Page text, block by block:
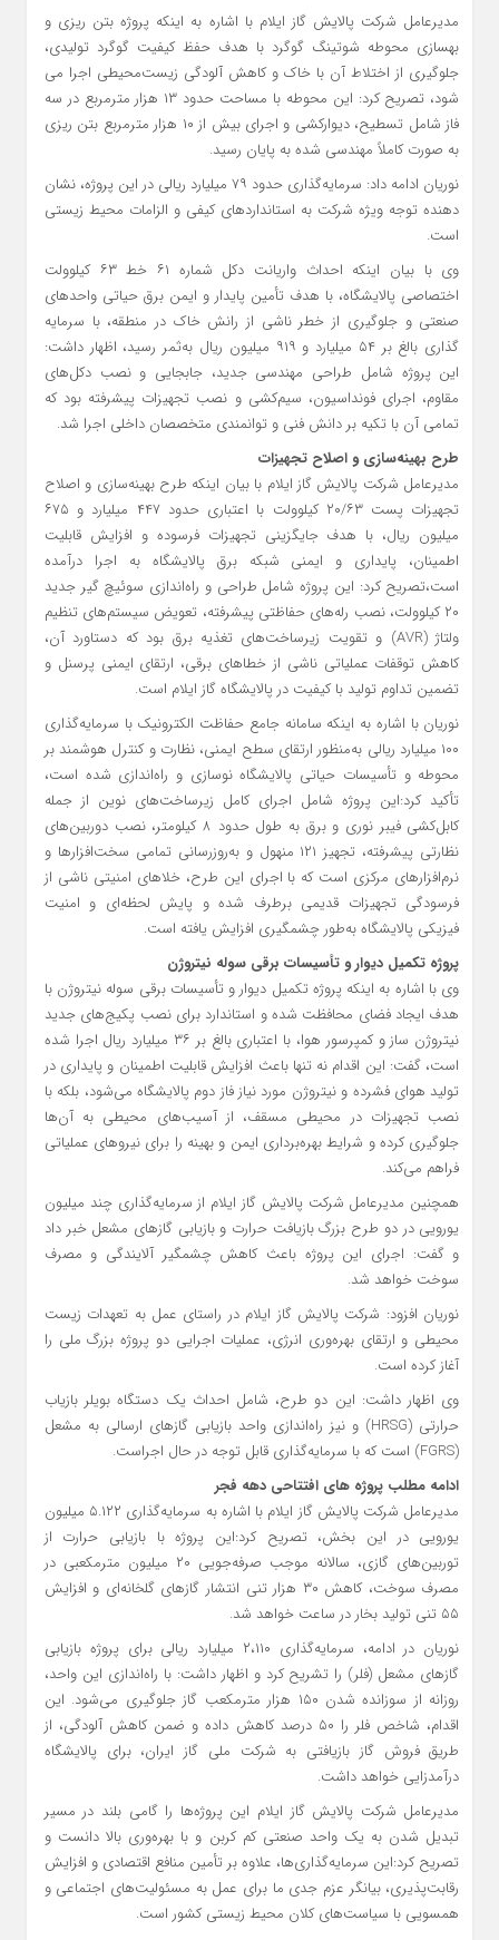
مدیرعامل شرکت پالایش گاز ایلام با اشاره به اینکه پروژه بتن‌ ریزی و
بهسازی محوطه شوتینگ گوگرد با هدف حفظ کیفیت گوگرد تولیدی،
جلوگیری از اختلاط آن با خاک و کاهش آلودگی زیست‌محیطی اجرا می
شود، تصریح کرد: این محوطه با مساحت حدود ۱۳ هزار مترمربع در سه
فاز شامل تسطیح، دیوارکشی و اجرای بیش از ۱۰ هزار مترمربع بتن‌ ریزی
به‌ صورت کاملاً مهندسی‌ شده به‌ پایان رسید.
نوریان ادامه داد: سرمایه‌گذاری حدود ۷۹ میلیارد ریالی در این پروژه، نشان‌
دهنده توجه ویژه شرکت به استانداردهای کیفی و الزامات محیط‌ زیستی
است.
وی با بیان اینکه احداث واریانت دکل شماره ۶۱ خط ۶۳ کیلوولت
اختصاصی پالایشگاه، با هدف تأمین پایدار و ایمن برق حیاتی واحدهای
صنعتی و جلوگیری از خطر ناشی از رانش خاک در منطقه، با سرمایه‌
گذاری بالغ بر ۵۴ میلیارد و ۹۱۹ میلیون ریال به‌ثمر رسید، اظهار داشت:
این پروژه شامل طراحی مهندسی جدید، جابجایی و نصب دکل‌های
مقاوم، اجرای فونداسیون، سیم‌کشی و نصب تجهیزات پیشرفته بود که
تمامی آن با تکیه بر دانش فنی و توانمندی متخصصان داخلی اجرا شد.
طرح بهینه‌سازی و اصلاح تجهیزات
مدیرعامل شرکت پالایش گاز ایلام با بیان اینکه طرح بهینه‌سازی و اصلاح
تجهیزات پست ۲۰/۶۳ کیلوولت با اعتباری حدود ۴۴۷ میلیارد و ۶۷۵
میلیون ریال، با هدف جایگزینی تجهیزات فرسوده و افزایش قابلیت
اطمینان، پایداری و ایمنی شبکه برق پالایشگاه به اجرا درآمده
است،تصریح کرد: این پروژه شامل طراحی و راه‌اندازی سوئیچ‌ گیر جدید
۲۰ کیلوولت، نصب رله‌های حفاظتی پیشرفته، تعویض سیستم‌های تنظیم
ولتاژ (AVR) و تقویت زیرساخت‌های تغذیه برق بود که دستاورد آن،
کاهش توقفات عملیاتی ناشی از خطاهای برقی، ارتقای ایمنی پرسنل و
تضمین تداوم تولید با کیفیت در پالایشگاه گاز ایلام است.
نوریان با اشاره به اینکه سامانه جامع حفاظت الکترونیک با سرمایه‌گذاری
۱۰۰ میلیارد ریالی به‌منظور ارتقای سطح ایمنی، نظارت و کنترل هوشمند بر
محوطه و تأسیسات حیاتی پالایشگاه نوسازی و راه‌اندازی شده است،
تأکید کرد:این پروژه شامل اجرای کامل زیرساخت‌های نوین از جمله
کابل‌کشی فیبر نوری و برق به طول حدود ۸ کیلومتر، نصب دوربین‌های
نظارتی پیشرفته، تجهیز ۱۲۱ منهول و به‌روزرسانی تمامی سخت‌افزارها و
نرم‌افزارهای مرکزی است که با اجرای این طرح، خلاهای امنیتی ناشی از
فرسودگی تجهیزات قدیمی برطرف شده و پایش لحظه‌ای و امنیت
فیزیکی پالایشگاه به‌طور چشمگیری افزایش یافته است.
پروژه تکمیل دیوار و تأسیسات برقی سوله نیتروژن
وی با اشاره به اینکه پروژه تکمیل دیوار و تأسیسات برقی سوله نیتروژن با
هدف ایجاد فضای محافظت‌ شده و استاندارد برای نصب پکیج‌های جدید
نیتروژن‌ ساز و کمپرسور هوا، با اعتباری بالغ بر ۳۶ میلیارد ریال اجرا شده
است، گفت: این اقدام نه تنها باعث افزایش قابلیت اطمینان و پایداری در
تولید هوای فشرده و نیتروژن مورد نیاز فاز دوم پالایشگاه می‌شود، بلکه با
نصب تجهیزات در محیطی مسقف، از آسیب‌های محیطی به آن‌ها
جلوگیری کرده و شرایط بهره‌برداری ایمن و بهینه را برای نیروهای عملیاتی
فراهم می‌کند.
همچنین مدیرعامل شرکت پالایش گاز ایلام از سرمایه‌گذاری چند میلیون
یورویی در دو طرح بزرگ بازیافت حرارت و بازیابی گازهای مشعل خبر داد
و گفت: اجرای این پروژه باعث کاهش چشمگیر آلایندگی و مصرف
سوخت خواهد شد.
نوریان افزود: شرکت پالایش گاز ایلام در راستای عمل به تعهدات زیست‌
محیطی و ارتقای بهره‌وری انرژی، عملیات اجرایی دو پروژه بزرگ ملی را
آغاز کرده است.
وی اظهار داشت: این دو طرح، شامل احداث یک دستگاه بویلر بازیاب
حرارتی (HRSG) و نیز راه‌اندازی واحد بازیابی گازهای ارسالی به مشعل
(FGRS) است که با سرمایه‌گذاری قابل توجه در حال اجراست.
ادامه مطلب پروژه های افتتاحی دهه فجر
مدیرعامل شرکت پالایش گاز ایلام با اشاره به سرمایه‌گذاری ۵.۱۲۲ میلیون
یورویی در این بخش، تصریح کرد:این پروژه با بازیابی حرارت از
توربین‌های گازی، سالانه موجب صرفه‌جویی ۲۰ میلیون مترمکعبی در
مصرف سوخت، کاهش ۳۰ هزار تنی انتشار گازهای گلخانه‌ای و افزایش
۵۵ تنی تولید بخار در ساعت خواهد شد.
نوریان در ادامه، سرمایه‌گذاری ۲،۱۱۰ میلیارد ریالی برای پروژه بازیابی
گازهای مشعل (فلر) را تشریح کرد و اظهار داشت: با راه‌اندازی این واحد،
روزانه از سوزانده شدن ۱۵۰ هزار مترمکعب گاز جلوگیری می‌شود. این
اقدام، شاخص فلر را ۵۰ درصد کاهش داده و ضمن کاهش آلودگی، از
طریق فروش گاز بازیافتی به شرکت ملی گاز ایران، برای پالایشگاه
درآمدزایی خواهد داشت.
مدیرعامل شرکت پالایش گاز ایلام این پروژه‌ها را گامی بلند در مسیر
تبدیل شدن به یک واحد صنعتی کم‌ کربن و با بهره‌وری بالا دانست و
تصریح کرد:این سرمایه‌گذاری‌ها، علاوه بر تأمین منافع اقتصادی و افزایش
رقابت‌پذیری، بیانگر عزم جدی ما برای عمل به مسئولیت‌های اجتماعی و
همسویی با سیاست‌های کلان محیط زیستی کشور است.